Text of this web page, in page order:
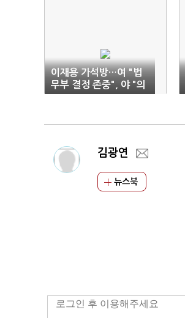
이재용 가석방…여 "법
무부 결정 존중", 야 "의
미 있어"
김광연
뉴스북